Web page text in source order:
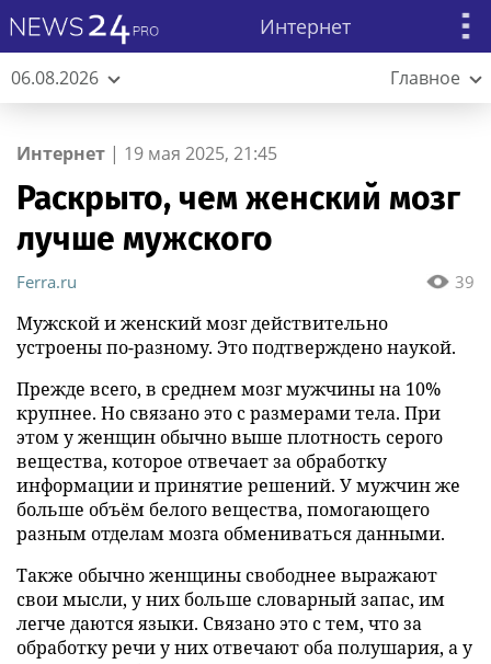
Интернет
06.08.2026 Главное
Интернет | 19 мая 2025, 21:45
Раскрыто, чем женский мозг
лучше мужского
39
Ferra.ru
Мужской и женский мозг действительно
устроены по-разному. Это подтверждено наукой.
Прежде всего, в среднем мозг мужчины на 10%
крупнее. Но связано это с размерами тела. При
этом у женщин обычно выше плотность серого
вещества, которое отвечает за обработку
информации и принятие решений. У мужчин же
больше объём белого вещества, помогающего
разным отделам мозга обмениваться данными.
Также обычно женщины свободнее выражают
свои мысли, у них больше словарный запас, им
легче даются языки. Связано это с тем, что за
обработку речи у них отвечают оба полушария, а у